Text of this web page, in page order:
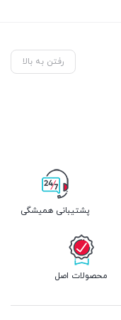
رفتن به بالا
پشتیبانی همیشگی
محصولات اصل